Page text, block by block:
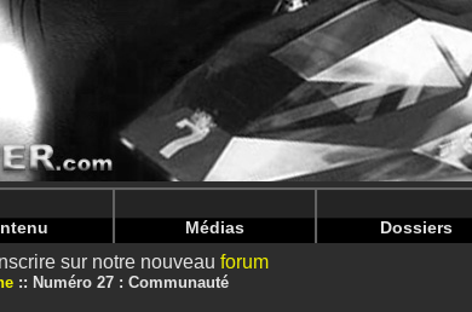
nintendoju/www/Magazine-Communaute.php
nintendoju/www/Magazine-Communaute.php
Médias Dossiers
sur notre nouveau forum
Numéro 27 : Communauté